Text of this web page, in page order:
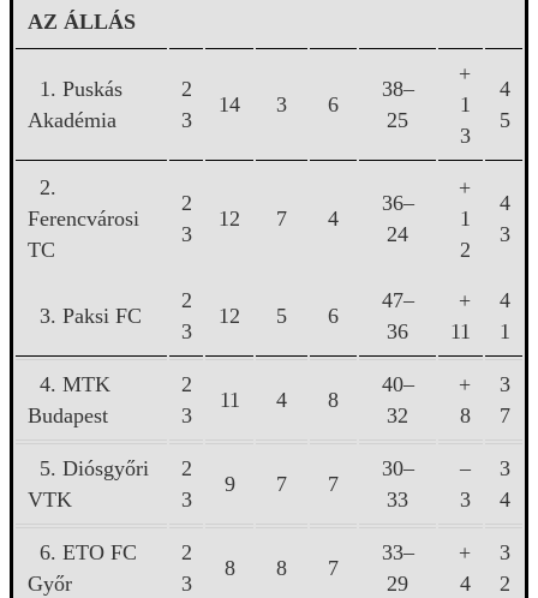
AZ ÁLLÁS
1. Puskás
Akadémia
2
3
14 3 6
38–
25
+
1
3
4
5
2.
Ferencvárosi
TC
2
3
12 7 4
36–
24
+
1
2
4
3
3. Paksi FC
2
3
12 5 6
47–
36
+
11
4
1
4. MTK
Budapest
2
3
11 4 8
40–
32
+
8
3
7
5. Diósgyőri
VTK
2
3
9 7 7
30–
33
–
3
3
4
6. ETO FC
Győr
2
3
8 8 7
33–
29
+
4
3
2